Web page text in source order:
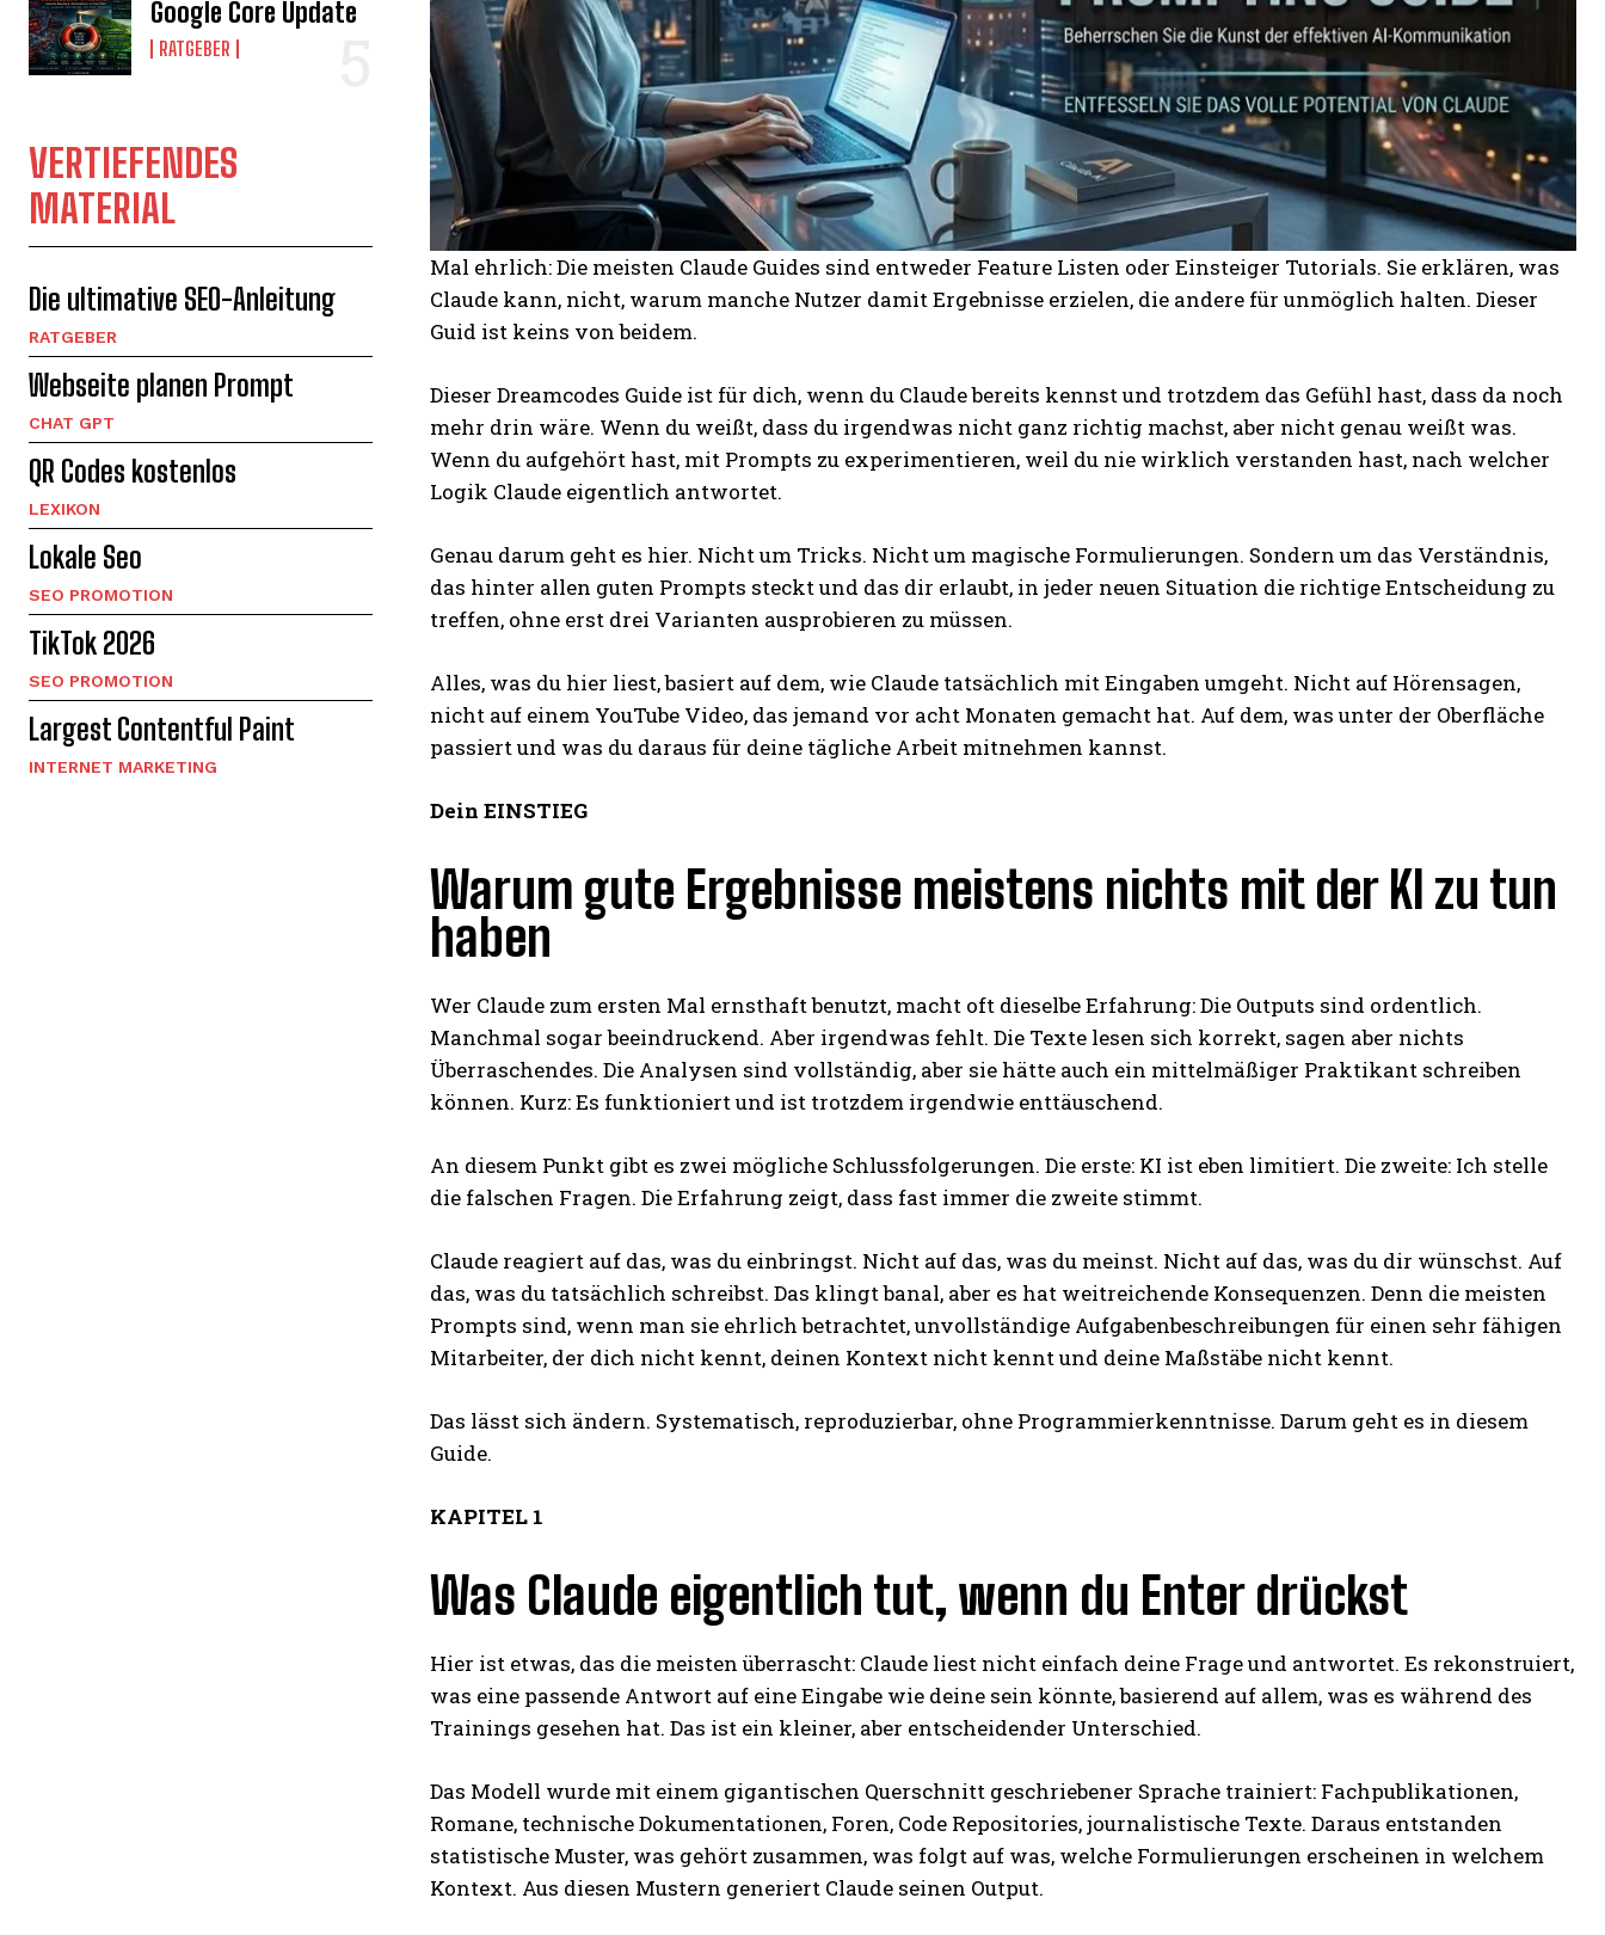
KOSTENLOS FREISCHALTEN
Datenschutzerklärung
Google Core Update
RATGEBER
VERTIEFENDES
MATERIAL
Die ultimative SEO-Anleitung
RATGEBER
Webseite planen Prompt
CHAT GPT
QR Codes kostenlos
LEXIKON
Lokale Seo
SEO PROMOTION
TikTok 2026
SEO PROMOTION
Largest Contentful Paint
INTERNET MARKETING
Mal ehrlich: Die meisten Claude Guides sind entweder Feature Listen oder Einsteiger Tutorials. Sie erklären, was
Claude kann, nicht, warum manche Nutzer damit Ergebnisse erzielen, die andere für unmöglich halten. Dieser
Guid ist keins von beidem.
Dieser Dreamcodes Guide ist für dich, wenn du Claude bereits kennst und trotzdem das Gefühl hast, dass da noch
mehr drin wäre. Wenn du weißt, dass du irgendwas nicht ganz richtig machst, aber nicht genau weißt was.
Wenn du aufgehört hast, mit Prompts zu experimentieren, weil du nie wirklich verstanden hast, nach welcher
Logik Claude eigentlich antwortet.
Genau darum geht es hier. Nicht um Tricks. Nicht um magische Formulierungen. Sondern um das Verständnis,
das hinter allen guten Prompts steckt und das dir erlaubt, in jeder neuen Situation die richtige Entscheidung zu
treffen, ohne erst drei Varianten ausprobieren zu müssen.
Alles, was du hier liest, basiert auf dem, wie Claude tatsächlich mit Eingaben umgeht. Nicht auf Hörensagen,
nicht auf einem YouTube Video, das jemand vor acht Monaten gemacht hat. Auf dem, was unter der Oberfläche
passiert und was du daraus für deine tägliche Arbeit mitnehmen kannst.
Dein EINSTIEG
Warum gute Ergebnisse meistens nichts mit der KI zu tun
haben
Wer Claude zum ersten Mal ernsthaft benutzt, macht oft dieselbe Erfahrung: Die Outputs sind ordentlich.
Manchmal sogar beeindruckend. Aber irgendwas fehlt. Die Texte lesen sich korrekt, sagen aber nichts
Überraschendes. Die Analysen sind vollständig, aber sie hätte auch ein mittelmäßiger Praktikant schreiben
können. Kurz: Es funktioniert und ist trotzdem irgendwie enttäuschend.
An diesem Punkt gibt es zwei mögliche Schlussfolgerungen. Die erste: KI ist eben limitiert. Die zweite: Ich stelle
die falschen Fragen. Die Erfahrung zeigt, dass fast immer die zweite stimmt.
Claude reagiert auf das, was du einbringst. Nicht auf das, was du meinst. Nicht auf das, was du dir wünschst. Auf
das, was du tatsächlich schreibst. Das klingt banal, aber es hat weitreichende Konsequenzen. Denn die meisten
Prompts sind, wenn man sie ehrlich betrachtet, unvollständige Aufgabenbeschreibungen für einen sehr fähigen
Mitarbeiter, der dich nicht kennt, deinen Kontext nicht kennt und deine Maßstäbe nicht kennt.
Das lässt sich ändern. Systematisch, reproduzierbar, ohne Programmierkenntnisse. Darum geht es in diesem
Guide.
KAPITEL 1
Was Claude eigentlich tut, wenn du Enter drückst
Hier ist etwas, das die meisten überrascht: Claude liest nicht einfach deine Frage und antwortet. Es rekonstruiert,
was eine passende Antwort auf eine Eingabe wie deine sein könnte, basierend auf allem, was es während des
Trainings gesehen hat. Das ist ein kleiner, aber entscheidender Unterschied.
Das Modell wurde mit einem gigantischen Querschnitt geschriebener Sprache trainiert: Fachpublikationen,
Romane, technische Dokumentationen, Foren, Code Repositories, journalistische Texte. Daraus entstanden
statistische Muster, was gehört zusammen, was folgt auf was, welche Formulierungen erscheinen in welchem
Kontext. Aus diesen Mustern generiert Claude seinen Output.